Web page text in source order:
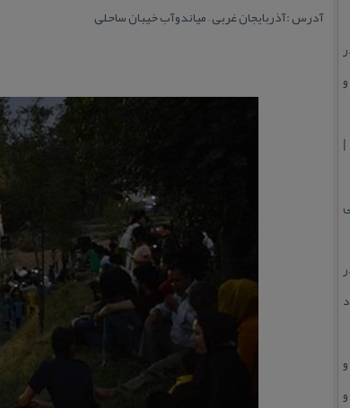
|
آدرس :آذربایجان غربی – میاندوآب خیبان ساحلی